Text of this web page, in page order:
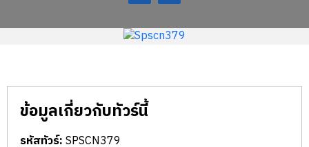
ข้อมูลเกี่ยวกับทัวร์นี้
รหัสทัวร์:SPSCN379